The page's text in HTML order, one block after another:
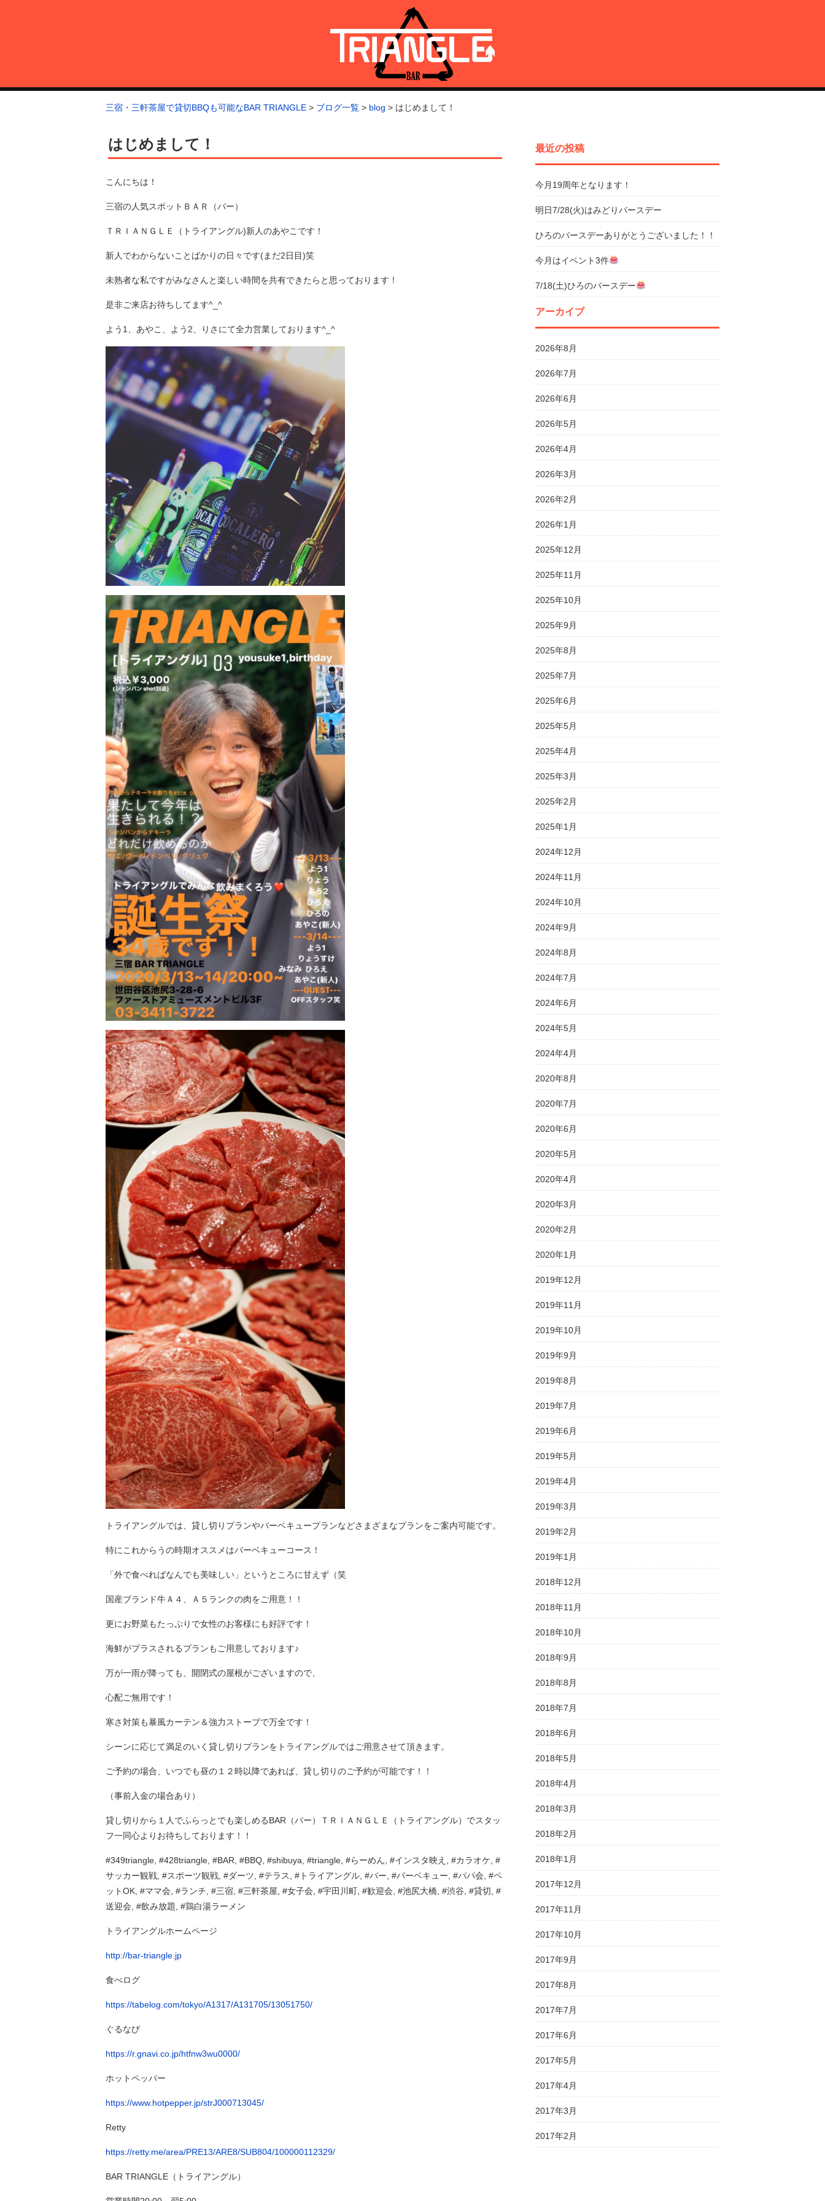
三宿・三軒茶屋で貸切BBQも可能なBAR TRIANGLE
三宿・三軒茶屋A5ランクの貸切BBQも可能なBAR TRIANGLE(バー・トライアングル)
三宿・三軒茶屋で貸切BBQも可能なBAR TRIANGLE > ブログ一覧 > blog > はじめまして！
はじめまして！
こんにちは！
三宿の人気スポットＢＡＲ（バー）
ＴＲＩＡＮＧＬＥ（トライアングル)新人のあやこです！
新人でわからないことばかりの日々です(まだ2日目)笑
未熟者な私ですがみなさんと楽しい時間を共有できたらと思っております！
是非ご来店お待ちしてます^_^
よう1、あやこ、よう2、りさにて全力営業しております^_^
トライアングルでは、貸し切りプランやバーベキュープランなどさまざまなプランをご案内可能です。
特にこれからうの時期オススメはバーベキューコース！
「外で食べればなんでも美味しい」というところに甘えず（笑
国産ブランド牛Ａ４、Ａ５ランクの肉をご用意！！
更にお野菜もたっぷりで女性のお客様にも好評です！
海鮮がプラスされるプランもご用意しております♪
万が一雨が降っても、開閉式の屋根がございますので、
心配ご無用です！
寒さ対策も暴風カーテン＆強力ストーブで万全です！
シーンに応じて満足のいく貸し切りプランをトライアングルではご用意させて頂きます。
ご予約の場合、いつでも昼の１２時以降であれば、貸し切りのご予約が可能です！！
（事前入金の場合あり）
貸し切りから１人でふらっとでも楽しめるBAR（バー）ＴＲＩＡＮＧＬＥ（トライアングル）でスタッ
フ一同心よりお待ちしております！！
#349triangle, #428triangle, #BAR, #BBQ, #shibuya, #triangle, #らーめん, #インスタ映え, #カラオケ, #
サッカー観戦, #スポーツ観戦, #ダーツ, #テラス, #トライアングル, #バー, #バーベキュー, #パパ会, #ペ
ットOK, #ママ会, #ランチ, #三宿, #三軒茶屋, #女子会, #宇田川町, #歓迎会, #池尻大橋, #渋谷, #貸切, #
送迎会, #飲み放題, #鶏白湯ラーメン
トライアングルホームページ
http://bar-triangle.jp
食べログ
https://tabelog.com/tokyo/A1317/A131705/13051750/
ぐるなび
https://r.gnavi.co.jp/htfnw3wu0000/
ホットペッパー
https://www.hotpepper.jp/strJ000713045/
Retty
https://retty.me/area/PRE13/ARE8/SUB804/100000112329/
BAR TRIANGLE（トライアングル）
最近の投稿
今月19周年となります！
明日7/28(火)はみどりバースデー
ひろのバースデーありがとうございました！！
今月はイベント3件
7/18(土)ひろのバースデー
アーカイブ
2026年8月
2026年7月
2026年6月
2026年5月
2026年4月
2026年3月
2026年2月
2026年1月
2025年12月
2025年11月
2025年10月
2025年9月
2025年8月
2025年7月
2025年6月
2025年5月
2025年4月
2025年3月
2025年2月
2025年1月
2024年12月
2024年11月
2024年10月
2024年9月
2024年8月
2024年7月
2024年6月
2024年5月
2024年4月
2020年8月
2020年7月
2020年6月
2020年5月
2020年4月
2020年3月
2020年2月
2020年1月
2019年12月
2019年11月
2019年10月
2019年9月
2019年8月
2019年7月
2019年6月
2019年5月
2019年4月
2019年3月
2019年2月
2019年1月
2018年12月
2018年11月
2018年10月
2018年9月
2018年8月
2018年7月
2018年6月
2018年5月
2018年4月
2018年3月
2018年2月
2018年1月
2017年12月
2017年11月
2017年10月
2017年9月
2017年8月
2017年7月
2017年6月
2017年5月
2017年4月
2017年3月
2017年2月